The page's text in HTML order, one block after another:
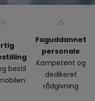
bestil
Faguddannet
personale
Kompetent og
dedikeret
rådgivning